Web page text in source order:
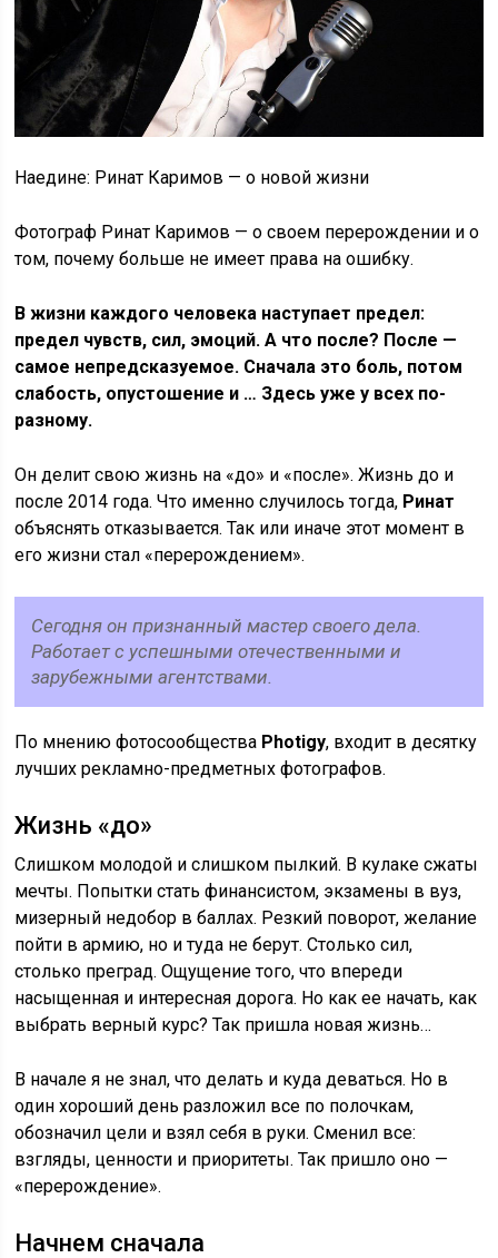
Наедине: Ринат Каримов — о новой жизни
Фотограф Ринат Каримов — о своем перерождении и о
том, почему больше не имеет права на ошибку.
В жизни каждого человека наступает предел:
предел чувств, сил, эмоций. А что после? После —
самое непредсказуемое. Сначала это боль, потом
слабость, опустошение и … Здесь уже у всех по-
разному.
Он делит свою жизнь на «до» и «после». Жизнь до и
после 2014 года. Что именно случилось тогда, Ринат
объяснять отказывается. Так или иначе этот момент в
его жизни стал «перерождением».
Сегодня он признанный мастер своего дела.
Работает с успешными отечественными и
зарубежными агентствами.
По мнению фотосообщества Photigy, входит в десятку
лучших рекламно-предметных фотографов.
Жизнь «до»
Слишком молодой и слишком пылкий. В кулаке сжаты
мечты. Попытки стать финансистом, экзамены в вуз,
мизерный недобор в баллах. Резкий поворот, желание
пойти в армию, но и туда не берут. Столько сил,
столько преград. Ощущение того, что впереди
насыщенная и интересная дорога. Но как ее начать, как
выбрать верный курс? Так пришла новая жизнь…
В начале я не знал, что делать и куда деваться. Но в
один хороший день разложил все по полочкам,
обозначил цели и взял себя в руки. Сменил все:
взгляды, ценности и приоритеты. Так пришло оно —
«перерождение».
Начнем сначала